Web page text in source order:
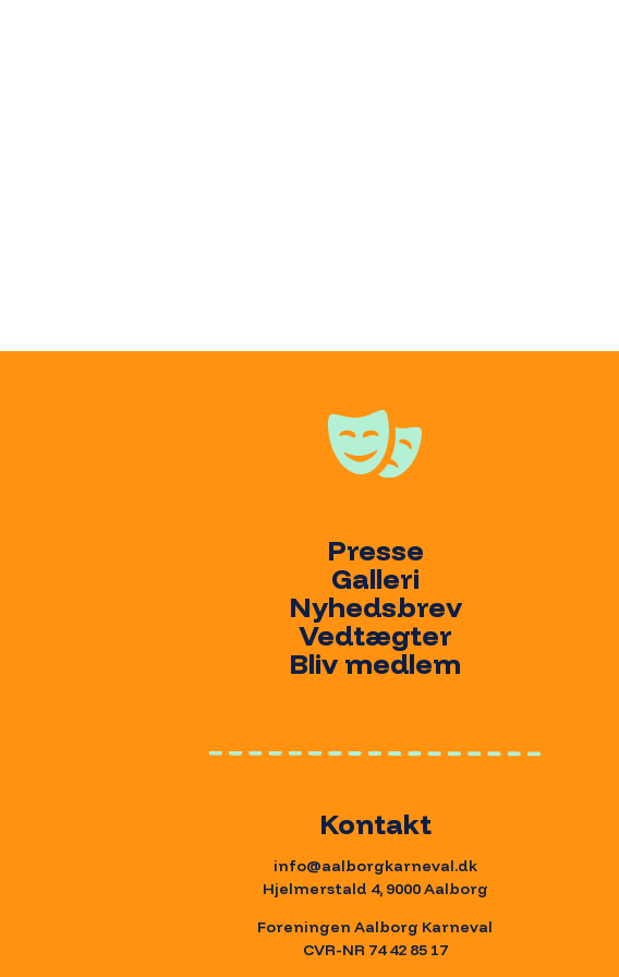
Presse
Galleri
Nyhedsbrev
Vedtægter
Bliv medlem
Kontakt
info@aalborgkarneval.dk
Hjelmerstald 4, 9000 Aalborg
Foreningen Aalborg Karneval
CVR-NR 74 42 85 17